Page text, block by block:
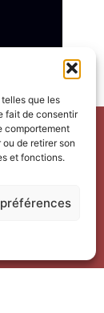
que les
fait de consentir
comportement
de retirer son
et fonctions.
Noël :